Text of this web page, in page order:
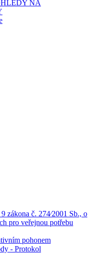
NA
zákona č. 274⁄2001 Sb., o
pro veřejnou potřebu
pohonem
- Protokol